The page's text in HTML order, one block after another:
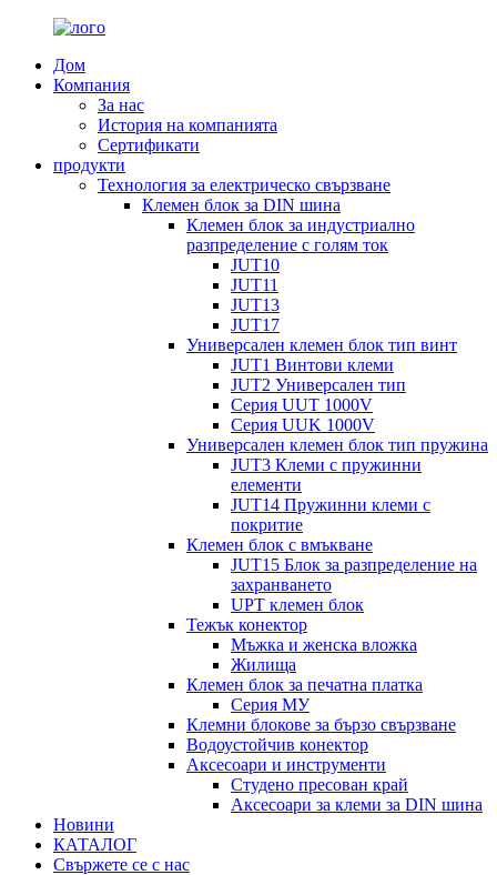
Дом
Компания
За нас
История на компанията
Сертификати
продукти
Технология за електрическо свързване
Клемен блок за DIN шина
Клемен блок за индустриално
разпределение с голям ток
JUT10
JUT11
JUT13
JUT17
Универсален клемен блок тип винт
JUT1 Винтови клеми
JUT2 Универсален тип
Серия UUT 1000V
Серия UUK 1000V
Универсален клемен блок тип пружина
JUT3 Клеми с пружинни
елементи
JUT14 Пружинни клеми с
покритие
Клемен блок с вмъкване
JUT15 Блок за разпределение на
захранването
UPT клемен блок
Тежък конектор
Мъжка и женска вложка
Жилища
Клемен блок за печатна платка
Серия МУ
Клемни блокове за бързо свързване
Водоустойчив конектор
Аксесоари и инструменти
Студено пресован край
Аксесоари за клеми за DIN шина
Новини
КАТАЛОГ
Свържете се с нас